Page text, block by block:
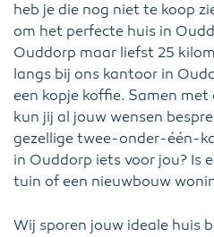
heb je die nog niet te koop
om het perfecte huis in
Ouddorp maar liefst 25
langs bij ons kantoor in
een kopje koffie. Samen
kun jij al jouw wensen
gezellige twee-onder-één-
in Ouddorp iets voor jou? Is
tuin of een nieuwbouw
Wij sporen jouw ideale huis